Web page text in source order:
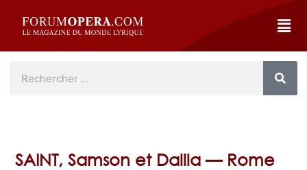
SAINT, Samson et Dalila — Rome